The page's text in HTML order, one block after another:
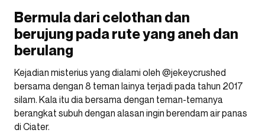
Bermula dari celothan dan
berujung pada rute yang aneh dan
berulang
Kejadian misterius yang dialami oleh @jekeycrushed
bersama dengan 8 teman lainya terjadi pada tahun 2017
silam. Kala itu dia bersama dengan teman-temanya
berangkat subuh dengan alasan ingin berendam air panas
di Ciater.